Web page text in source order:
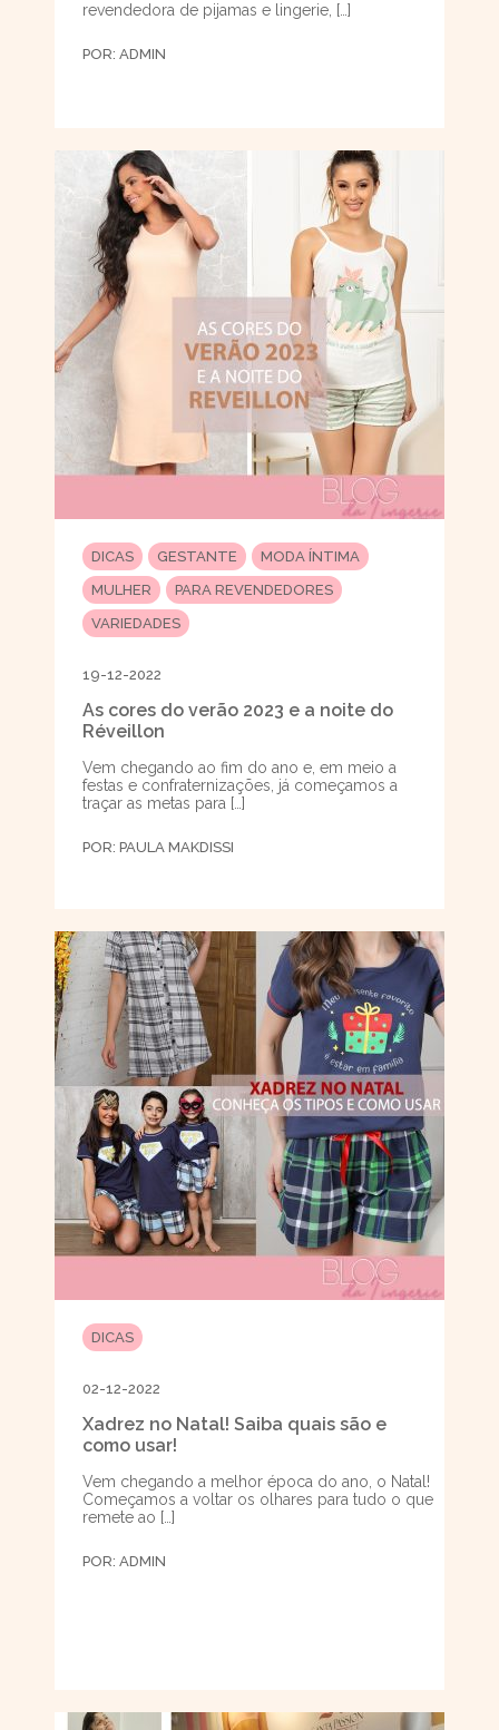
revendedora de pijamas e lingerie, […]
POR: ADMIN
DICAS GESTANTE
MODA ÍNTIMA
MULHER
PARA REVENDEDORES
VARIEDADES
19-12-2022
As cores do verão 2023 e a noite do
Réveillon
Vem chegando ao fim do ano e, em meio a
festas e confraternizações, já começamos a
traçar as metas para […]
POR: PAULA MAKDISSI
DICAS
02-12-2022
Xadrez no Natal! Saiba quais são e
como usar!
Vem chegando a melhor época do ano, o Natal!
Começamos a voltar os olhares para tudo o que
remete ao […]
POR: ADMIN